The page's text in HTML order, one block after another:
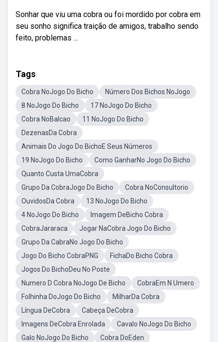
Sonhar que viu uma cobra ou foi mordido por cobra em
seu sonho significa traição de amigos, trabalho sendo
feito, problemas ...
Tags
Cobra NoJogo Do Bicho
Número Dos Bichos NoJogo
8 NoJogo Do Bicho
17 NoJogo Do Bicho
Cobra NoBalcao
11 NoJogo Do Bicho
DezenasDa Cobra
Animais Do Jogo Do BichoE Seus Números
19 NoJogo Do Bicho
Como GanharNo Jogo Do Bicho
Quanto Custa UmaCobra
Grupo Da CobraJogo Do Bicho
Cobra NoConsultorio
OuvidosDa Cobra
13 NoJogo Do Bicho
4 NoJogo Do Bicho
Imagem DeBicho Cobra
CobraJararaca
Jogar NaCobra Jogo Do Bicho
Grupo Da CabraNo Jogo Do Bicho
Jogo Do Bicho CobraPNG
FichaDo Bicho Cobra
Jogos Do BichoDeu No Poste
Numero D Cobra NoJogo De Bicho
CobraEm N Umero
Folhinha DoJogo Do Bicho
MilharDa Cobra
Língua DeCobra
Cabeça DeCobra
Imagens DeCobra Enrolada
Cavalo NoJogo Do Bicho
Galo NoJogo Do Bicho
Cobra DoEden